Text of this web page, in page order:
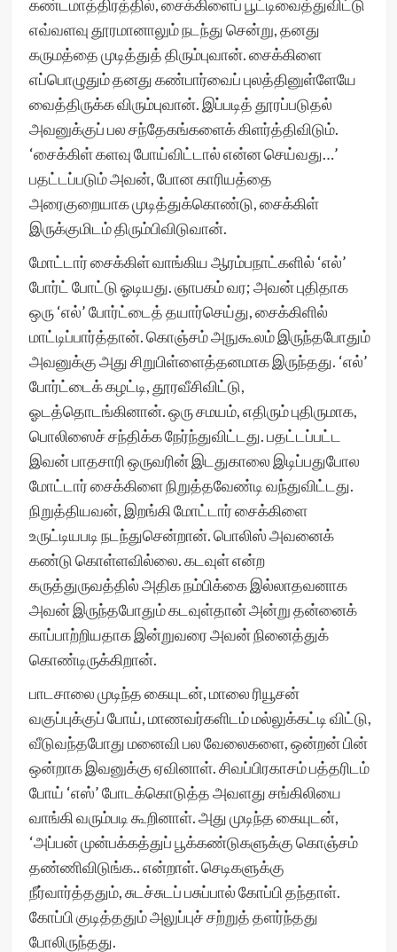
கண்டமாத்திரத்தில், சைக்கிளைப் பூட்டிவைத்துவிட்டு
எவ்வளவு தூரமானாலும் நடந்து சென்று, தனது
கருமத்தை முடித்துத் திரும்புவான். சைக்கிளை
எப்பொழுதும் தனது கண்பார்வைப் புலத்தினுள்ளேயே
வைத்திருக்க விரும்புவான். இப்படித் தூரப்படுதல்
அவனுக்குப் பல சந்தேகங்களைக் கிளர்த்திவிடும்.
‘சைக்கிள் களவு போய்விட்டால் என்ன செய்வது…’
பதட்டப்படும் அவன், போன காரியத்தை
அரைகுறையாக முடித்துக்கொண்டு, சைக்கிள்
இருக்குமிடம் திரும்பிவிடுவான்.
மோட்டார் சைக்கிள் வாங்கிய ஆரம்பநாட்களில் ‘எல்’
போர்ட் போட்டு ஓடியது. ஞாபகம் வர; அவன் புதிதாக
ஒரு ‘எல்’ போர்ட்டைத் தயார்செய்து, சைக்கிளில்
மாட்டிப்பார்த்தான். கொஞ்சம் அநுகூலம் இருந்தபோதும்
அவனுக்கு அது சிறுபிள்ளைத்தனமாக இருந்தது. ‘எல்’
போர்ட்டைக் கழட்டி, தூரவீசிவிட்டு,
ஓடத்தொடங்கினான். ஒரு சமயம், எதிரும் புதிருமாக,
பொலிஸைச் சந்திக்க நேர்ந்துவிட்டது. பதட்டப்பட்ட
இவன் பாதசாரி ஒருவரின் இடதுகாலை இடிப்பதுபோல
மோட்டார் சைக்கிளை நிறுத்தவேண்டி வந்துவிட்டது.
நிறுத்தியவன், இறங்கி மோட்டார் சைக்கிளை
உருட்டியபடி நடந்துசென்றான். பொலிஸ் அவனைக்
கண்டு கொள்ளவில்லை. கடவுள் என்ற
கருத்துருவத்தில் அதிக நம்பிக்கை இல்லாதவனாக
அவன் இருந்தபோதும் கடவுள்தான் அன்று தன்னைக்
காப்பாற்றியதாக இன்றுவரை அவன் நினைத்துக்
கொண்டிருக்கிறான்.
பாடசாலை முடிந்த கையுடன், மாலை ரியூசன்
வகுப்புக்குப் போய், மாணவர்களிடம் மல்லுக்கட்டி விட்டு,
வீடுவந்தபோது மனைவி பல வேலைகளை, ஒன்றன் பின்
ஒன்றாக இவனுக்கு ஏவினாள். சிவப்பிரகாசம் பத்தரிடம்
போய் ‘எஸ்’ போடக்கொடுத்த அவளது சங்கிலியை
வாங்கி வரும்படி கூறினாள். அது முடிந்த கையுடன்,
‘அப்பன் முன்பக்கத்துப் பூக்கண்டுகளுக்கு கொஞ்சம்
தண்ணிவிடுங்க.. என்றாள். செடிகளுக்கு
நீர்வார்த்ததும், சுடச்சுடப் பசுப்பால் கோப்பி தந்தாள்.
கோப்பி குடித்ததும் அலுப்புச் சற்றுத் தளர்ந்தது
போலிருந்தது.